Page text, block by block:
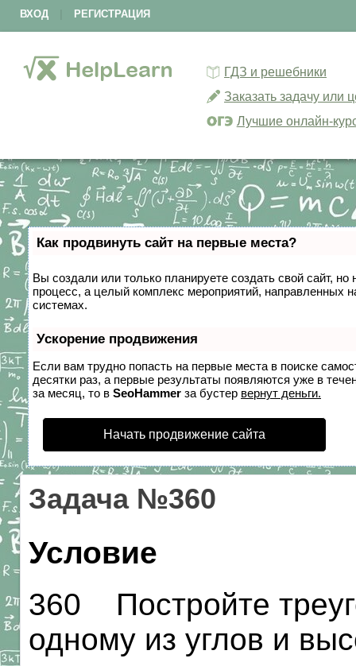
ВХОД РЕГИСТРАЦИЯ
ГДЗ и решебники
Заказать задачу или
Лучшие онлайн-
Как продвинуть сайт на первые места?
Вы создали или только планируете создать свой сайт,
процесс, а целый комплекс мероприятий, направленных
системах.
Ускорение продвижения
Если вам трудно попасть на первые места в поиске
десятки раз, а первые результаты появляются уже в
за месяц, то в SeoHammer за бустер вернут деньги.
Начать продвижение сайта
Задача №360
Условие
360 Постройте
одному из углов и